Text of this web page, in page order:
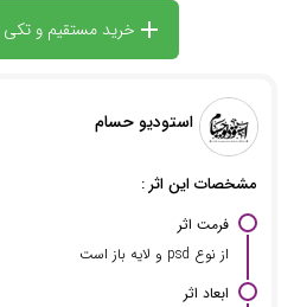
add خرید مستقیم و تکی
استودیو حسام
مشخصات این اثر :
فرمت اثر
از نوع psd و لایه باز است
ابعاد اثر